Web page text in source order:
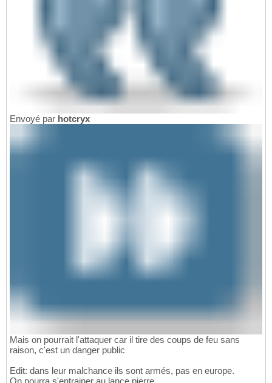
Envoyé par hotcryx
Mais on pourrait l'attaquer car il tire des coups de feu sans
raison, c'est un danger public
Edit: dans leur malchance ils sont armés, pas en europe.
On pourra s'entrainer au lance pierre